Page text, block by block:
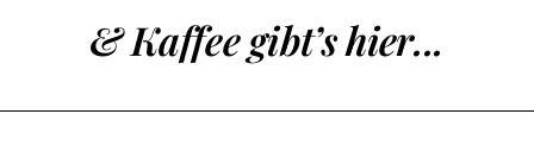
& Kaffee gibt’s hier...